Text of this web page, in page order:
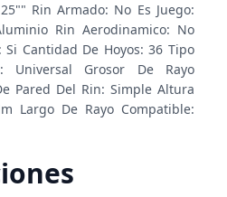
Rin Armado: No Es Juego:
Rin Aerodinamico: No
Si Cantidad De Hoyos: 36 Tipo
Universal Grosor De Rayo
Pared Del Rin: Simple Altura
Largo De Rayo Compatible: